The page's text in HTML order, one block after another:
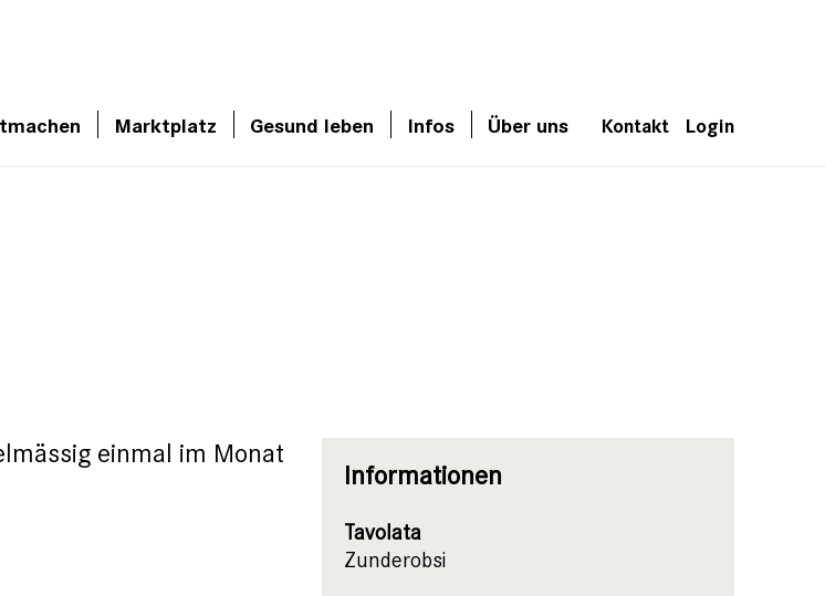
Marktplatz Gesund leben Infos Über uns Kontakt Login
einmal im Monat
Informationen
Tavolata
Zunderobsi